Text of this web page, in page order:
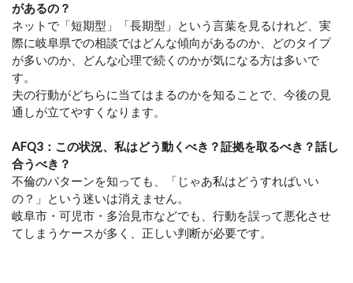
があるの？
ネットで「短期型」「長期型」という言葉を見るけれど、実
際に岐阜県での相談ではどんな傾向があるのか、どのタイプ
が多いのか、どんな心理で続くのかが気になる方は多いで
す。
夫の行動がどちらに当てはまるのかを知ることで、今後の見
通しが立てやすくなります。
AFQ3：この状況、私はどう動くべき？証拠を取るべき？話し
合うべき？
不倫のパターンを知っても、「じゃあ私はどうすればいい
の？」という迷いは消えません。
岐阜市・可児市・多治見市などでも、行動を誤って悪化させ
てしまうケースが多く、正しい判断が必要です。